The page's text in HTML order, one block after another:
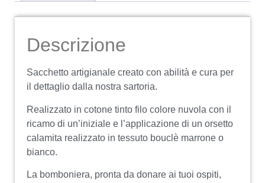
Descrizione
Sacchetto artigianale creato con abilità e cura per
il dettaglio dalla nostra sartoria.
Realizzato in cotone tinto filo colore nuvola con il
ricamo di un’iniziale e l’applicazione di un orsetto
calamita realizzato in tessuto bouclè marrone o
bianco.
La bomboniera, pronta da donare ai tuoi ospiti,